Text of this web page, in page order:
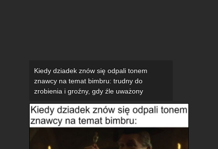
Kiedy dziadek znów się odpali tonem
znawcy na temat bimbru: trudny do
zrobienia i groźny, gdy źle uważony